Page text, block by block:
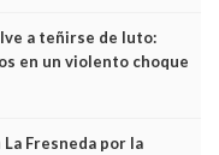
a teñirse de luto:
en un violento choque
Fresneda por la